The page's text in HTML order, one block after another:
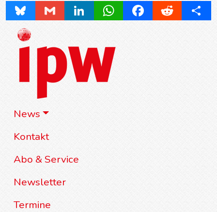
News
Kontakt
Abo & Service
Newsletter
Termine
Bluesky Gmail LinkedInWhatsAppFacebookReddit Share